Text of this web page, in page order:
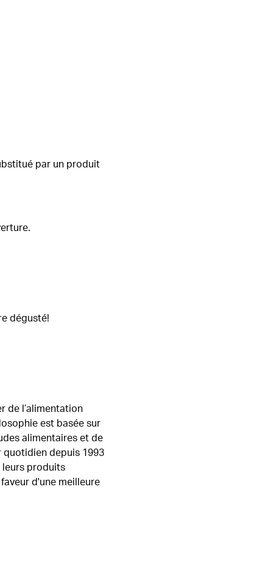
par un produit
dégusté!
de l’alimentation
est basée sur
alimentaires et de
quotidien depuis 1993
leurs produits
d'une meilleure